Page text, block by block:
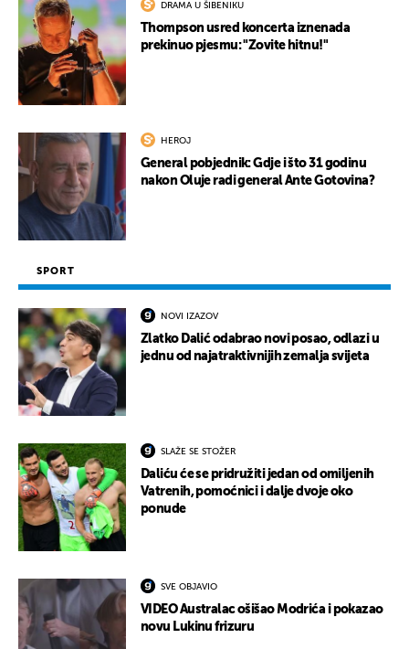
DRAMA U ŠIBENIKU
Thompson usred koncerta iznenada
prekinuo pjesmu: "Zovite hitnu!"
HEROJ
General pobjednik: Gdje i što 31 godinu
nakon Oluje radi general Ante Gotovina?
SPORT
NOVI IZAZOV
Zlatko Dalić odabrao novi posao, odlazi u
jednu od najatraktivnijih zemalja svijeta
SLAŽE SE STOŽER
Daliću će se pridružiti jedan od omiljenih
Vatrenih, pomoćnici i dalje dvoje oko
ponude
SVE OBJAVIO
VIDEO Australac ošišao Modrića i pokazao
novu Lukinu frizuru